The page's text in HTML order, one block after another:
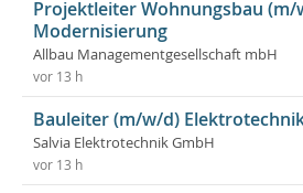
Projektleiter Wohnungsbau (m/
Modernisierung
Allbau Managementgesellschaft mbH
vor 13 h
Bauleiter (m/w/d)
Salvia Elektrotechnik GmbH
vor 13 h